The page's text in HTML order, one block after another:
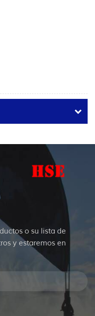
o su lista de
y estaremos en